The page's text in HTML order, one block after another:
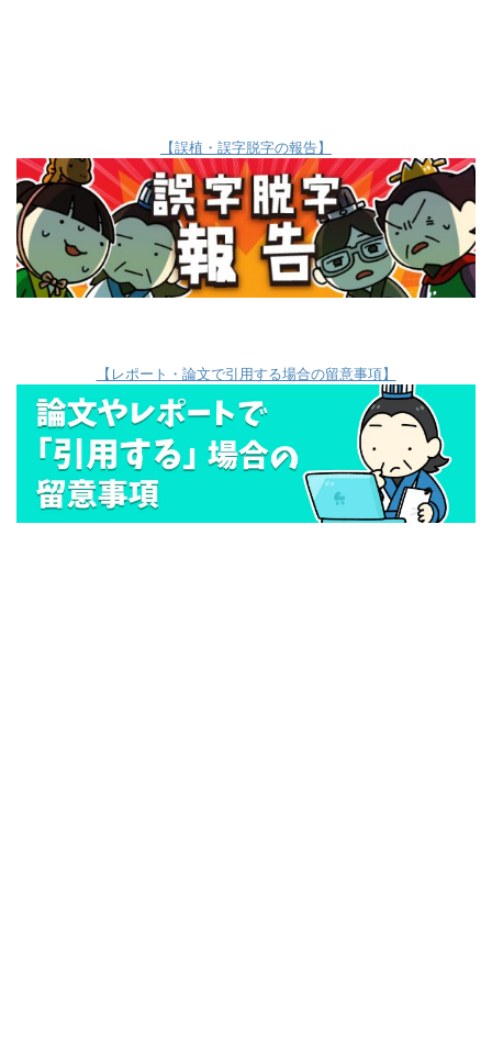
【誤植・誤字脱字の報告】
【レポート・論文で引用する場合の留意事項】